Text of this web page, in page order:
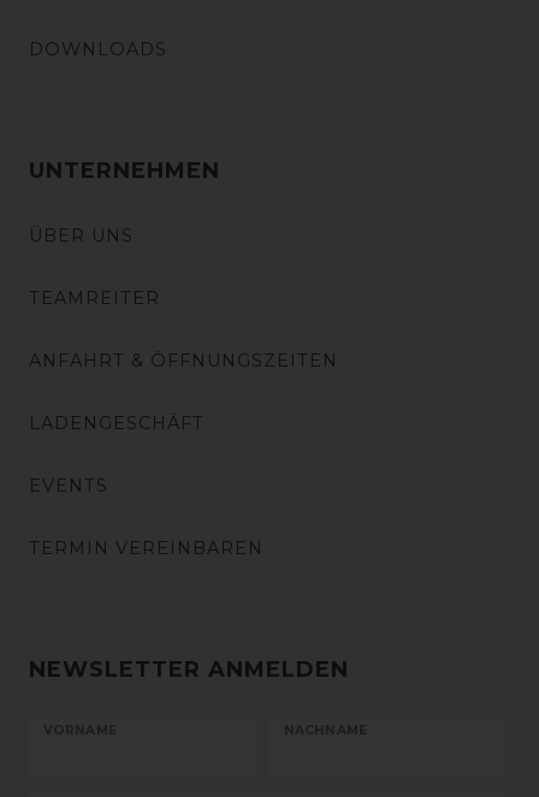
DOWNLOADS
UNTERNEHMEN
ÜBER UNS
TEAMREITER
ANFAHRT & ÖFFNUNGSZEITEN
LADENGESCHÄFT
EVENTS
TERMIN VEREINBAREN
NEWSLETTER ANMELDEN
VORNAME NACHNAME